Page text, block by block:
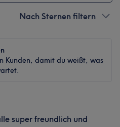
Nach Sternen filtern
Kunden, damit du weißt, was
super freundlich und